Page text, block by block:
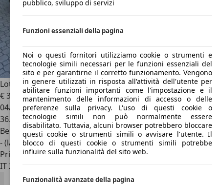
Lotus ElanS4 Special Equipment (Se)
€ 39.000
04/1971
36.800 km
Benzina
- (l/100 km)
Privato
IT 26900
pubblico, sviluppo di servizi
Funzioni essenziali della pagina
Noi o questi fornitori utilizziamo cookie o strumenti e
tecnologie simili necessari per le funzioni essenziali del
sito e per garantirne il corretto funzionamento. Vengono
in genere utilizzati in risposta all'attività dell'utente per
abilitare funzioni importanti come l'impostazione e il
mantenimento delle informazioni di accesso o delle
preferenze sulla privacy. L'uso di questi cookie o
tecnologie simili non può normalmente essere
disabilitato. Tuttavia, alcuni browser potrebbero bloccare
questi cookie o strumenti simili o avvisare l'utente. Il
blocco di questi cookie o strumenti simili potrebbe
influire sulla funzionalità del sito web.
Funzionalità avanzate della pagina